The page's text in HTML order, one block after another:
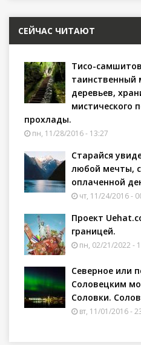
СЕЙЧАС ЧИТАЮТ
Тисо-
таинственный
деревьев,
мистического
прохлады.
пн, 11/28/2016 - 13:27
Старайся
любой мечты,
оплаченной
чт, 11/24/2016 -
Проект
границей.
пн, 02/21/2022 -
Северное или
Соловецким
Соловки.
вт, 11/01/2016 -